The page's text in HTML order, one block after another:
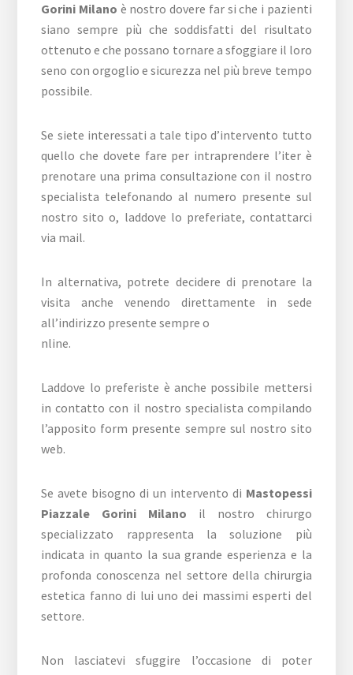
Gorini Milano è nostro dovere far si che i pazienti
siano sempre più che soddisfatti del risultato
ottenuto e che possano tornare a sfoggiare il loro
seno con orgoglio e sicurezza nel più breve tempo
possibile.
Se siete interessati a tale tipo d’intervento tutto
quello che dovete fare per intraprendere l’iter è
prenotare una prima consultazione con il nostro
specialista telefonando al numero presente sul
nostro sito o, laddove lo preferiate, contattarci
via mail.
In alternativa, potrete decidere di prenotare la
visita anche venendo direttamente in sede
all’indirizzo presente sempre o
nline.
Laddove lo preferiste è anche possibile mettersi
in contatto con il nostro specialista compilando
l’apposito form presente sempre sul nostro sito
web.
Se avete bisogno di un intervento di Mastopessi
Piazzale Gorini Milano il nostro chirurgo
specializzato rappresenta la soluzione più
indicata in quanto la sua grande esperienza e la
profonda conoscenza nel settore della chirurgia
estetica fanno di lui uno dei massimi esperti del
settore.
Non lasciatevi sfuggire l’occasione di poter